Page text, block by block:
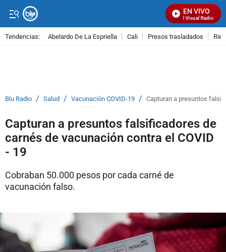
EN VIVO
Señal Visual Radio
Tendencias: Abelardo De La Espriella Cali Presos trasladados
Blu Radio / Salud / Vacunación COVID-19 / Capturan a presuntos
Capturan a presuntos falsificadores de
carnés de vacunación contra el COVID
- 19
Cobraban 50.000 pesos por cada carné de
vacunación falso.